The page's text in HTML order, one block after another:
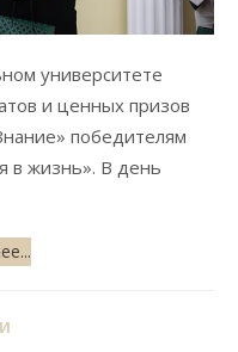
университете
и ценных призов
победителям
в жизнь». В день